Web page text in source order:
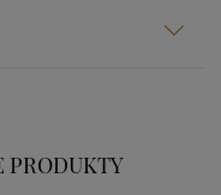
PRODUKTY